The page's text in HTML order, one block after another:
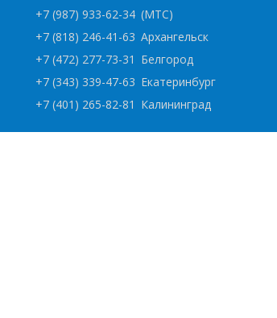
+7 (987) 933-62-34 (МТС)
+7 (818) 246-41-63 Архангельск
+7 (472) 277-73-31 Белгород
+7 (343) 339-47-63 Екатеринбург
+7 (401) 265-82-81 Калининград